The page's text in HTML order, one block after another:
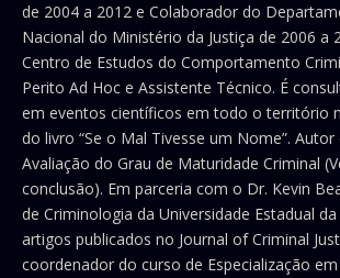
de 2004 a 2012 e Colaborador do
Nacional do Ministério da Justiça de 2006 a
Centro de Estudos do Comportamento
Perito Ad Hoc e Assistente Técnico. É
em eventos científicos em todo o território
do livro “Se o Mal Tivesse um Nome”. Autor
Avaliação do Grau de Maturidade Criminal
conclusão). Em parceria com o Dr. Kevin
de Criminologia da Universidade Estadual
artigos publicados no Journal of Criminal
coordenador do curso de Especialização em